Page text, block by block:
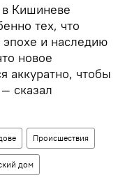
в Кишиневе
тех, что
и наследию
новое
аккуратно, чтобы
сказал
Происшествия
дом